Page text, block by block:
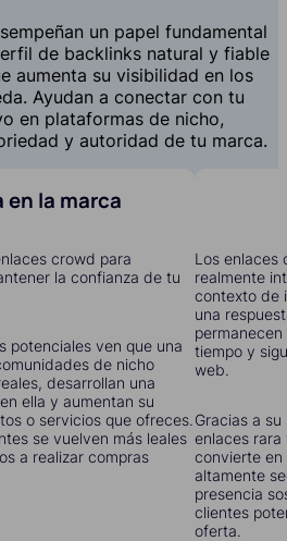
un papel fundamental
de backlinks natural y fiable
aumenta su visibilidad en los
Ayudan a conectar con tu
en plataformas de nicho,
y autoridad de tu marca.
la marca
crowd para
la confianza de tu
potenciales ven que una
de nicho
desarrollan una
ella y aumentan su
o servicios que ofreces.
se vuelven más leales
a realizar compras
Los enlaces
realmente
contexto de
una
tiempo y
web.
Gracias a
enlaces rara
convierte en
altamente
presencia
clientes
oferta.